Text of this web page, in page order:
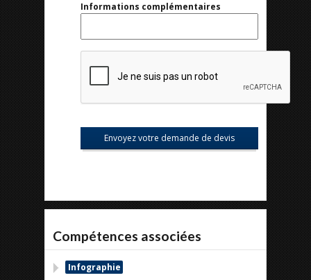
Informations complémentaires
Compétences associées
Infographie